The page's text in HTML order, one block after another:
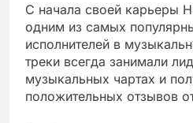
С начала своей карьеры
одним из самых
исполнителей в
треки всегда занимали
музыкальных чартах и
положительных отзывов